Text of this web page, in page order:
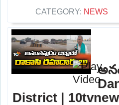
CATEGORY: NEWS
District |